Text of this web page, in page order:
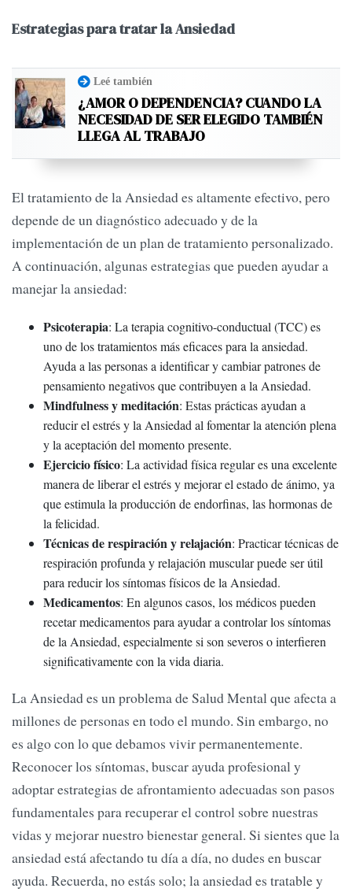
Estrategias para tratar la Ansiedad
Leé también
¿AMOR O DEPENDENCIA? CUANDO LA
NECESIDAD DE SER ELEGIDO TAMBIÉN
LLEGA AL TRABAJO
El tratamiento de la Ansiedad es altamente efectivo, pero
depende de un diagnóstico adecuado y de la
implementación de un plan de tratamiento personalizado.
A continuación, algunas estrategias que pueden ayudar a
manejar la ansiedad:
Psicoterapia: La terapia cognitivo-conductual (TCC) es
uno de los tratamientos más eficaces para la ansiedad.
Ayuda a las personas a identificar y cambiar patrones de
pensamiento negativos que contribuyen a la Ansiedad.
Mindfulness y meditación: Estas prácticas ayudan a
reducir el estrés y la Ansiedad al fomentar la atención plena
y la aceptación del momento presente.
Ejercicio físico: La actividad física regular es una excelente
manera de liberar el estrés y mejorar el estado de ánimo, ya
que estimula la producción de endorfinas, las hormonas de
la felicidad.
Técnicas de respiración y relajación: Practicar técnicas de
respiración profunda y relajación muscular puede ser útil
para reducir los síntomas físicos de la Ansiedad.
Medicamentos: En algunos casos, los médicos pueden
recetar medicamentos para ayudar a controlar los síntomas
de la Ansiedad, especialmente si son severos o interfieren
significativamente con la vida diaria.
La Ansiedad es un problema de Salud Mental que afecta a
millones de personas en todo el mundo. Sin embargo, no
es algo con lo que debamos vivir permanentemente.
Reconocer los síntomas, buscar ayuda profesional y
adoptar estrategias de afrontamiento adecuadas son pasos
fundamentales para recuperar el control sobre nuestras
vidas y mejorar nuestro bienestar general. Si sientes que la
ansiedad está afectando tu día a día, no dudes en buscar
ayuda. Recuerda, no estás solo; la ansiedad es tratable y